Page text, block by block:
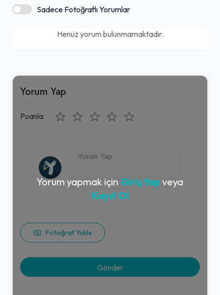
Sadece Fotoğraflı Yorumlar
Henüz yorum bulunmamaktadır.
Yorum Yap
Puanla
Fotoğraf Yükle
Yorum yapmak için Giriş Yap veya
Kayıt Ol